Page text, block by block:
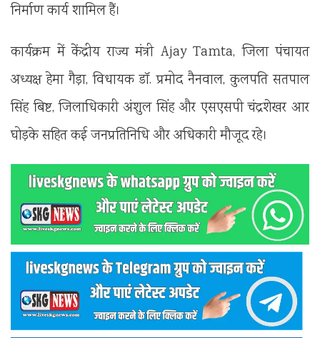
निर्माण कार्य शामिल हैं।
कार्यक्रम में केंद्रीय राज्य मंत्री Ajay Tamta, जिला पंचायत
अध्यक्ष हेमा गैड़ा, विधायक डॉ. प्रमोद नैनवाल, कुलपति सतपाल
सिंह बिष्ट, जिलाधिकारी अंशुल सिंह और एसएसपी चंद्रशेखर आर
घोड़के सहित कई जनप्रतिनिधि और अधिकारी मौजूद रहे।